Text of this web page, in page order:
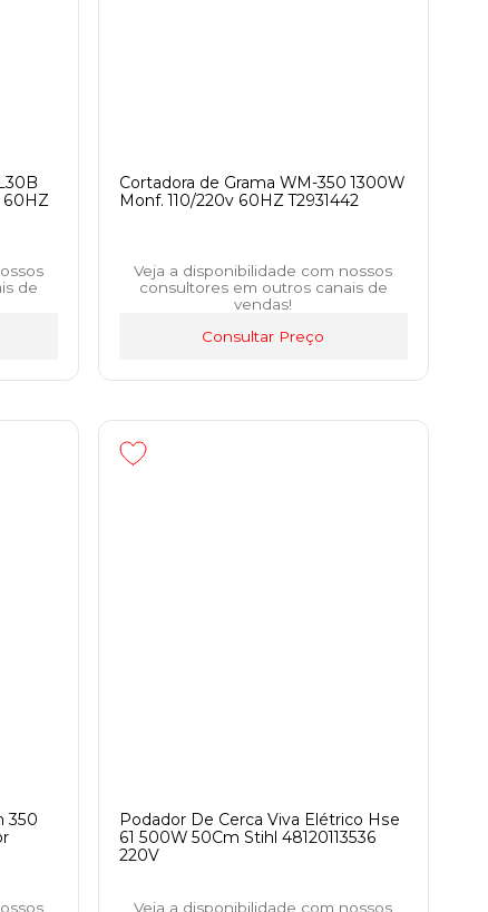
60HZ
de
Cortadora de Grama WM-350 1300W
Monf. 110/220v 60HZ T2931442
Veja a disponibilidade com nossos
consultores em outros canais de
vendas!
Consultar Preço
350
Podador De Cerca Viva Elétrico Hse
61 500W 50Cm Stihl 48120113536
220V
Veja a disponibilidade com nossos